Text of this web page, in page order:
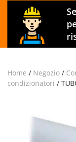
Home / Negozio /
condizionatori /